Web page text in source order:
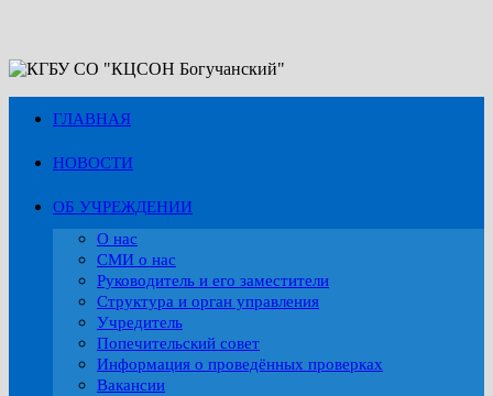
Перейти
к
содержимому
ГЛАВНАЯ
НОВОСТИ
ОБ УЧРЕЖДЕНИИ
О нас
СМИ о нас
Руководитель и его заместители
Структура и орган управления
Учредитель
Попечительский совет
Информация о проведённых проверках
Вакансии